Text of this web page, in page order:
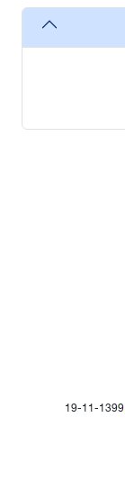
1399-11-19